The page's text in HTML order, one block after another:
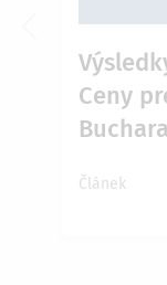
Ceny
Článek